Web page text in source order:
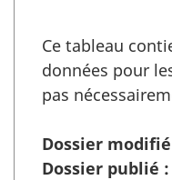
Ce tableau
données pour
pas
Dossier
Dossier publié :